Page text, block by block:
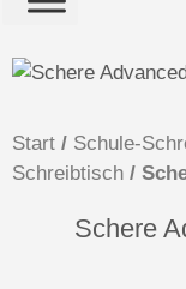
Start / Schule-
Schreibtisch /
Schere